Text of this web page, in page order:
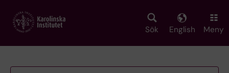
main
Sök English Meny